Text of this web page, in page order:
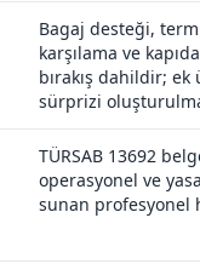
Bagaj desteği,
karşılama ve
bırakış dahildir; ek
sürprizi
TÜRSAB 13692
operasyonel ve
sunan profesyonel